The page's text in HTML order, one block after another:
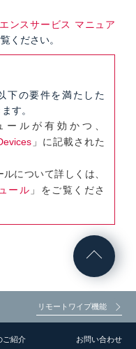
ンスサービス マニュア
ください。
下の要件を満たした
す。
ールが有効かつ、
」に記載された
について詳しくは、
ール 」をご覧くださ
リモートワイプ機能
ご紹介 お問い合わせ